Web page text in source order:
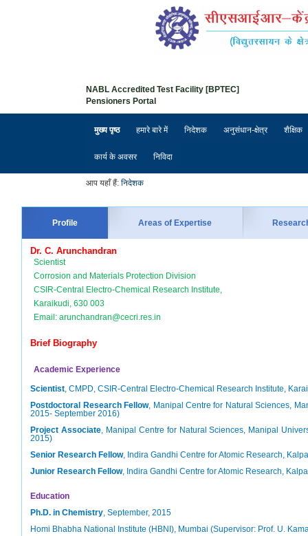
NABL Accredited Test Facility [BPTEC]
Pensioners Portal
मुख्य पृष्ठ हमारे बारे में निदेशक अनुसंधान-क्षेत्र शैक्षिक
कार्य के अवसर निविदा
आप यहाँ हैं: निदेशक
Profile Areas of Expertise
Dr. C. Arunchandran
Scientist
Corrosion and Materials Protection Division
CSIR-Central Electro-Chemical Research Institute,
Karaikudi, 630 003
Email: arunchandran@cecri.res.in
Brief Biography
Academic Experience
Scientist, CMPD, CSIR-Central Electro-Chemical Research Institute,
Postdoctoral Research Fellow, Manipal Centre for Natural Sciences,
2015- September 2016)
Project Associate, Manipal Centre for Natural Sciences, Manipal
2015)
Senior Research Fellow, Indira Gandhi Centre for Atomic Research,
Junior Research Fellow, Indira Gandhi Centre for Atomic Research,
Education
Ph.D. in Chemistry, September, 2015
Homi Bhabha National Institute (HBNI), Mumbai (Supervisor: Prof. U.